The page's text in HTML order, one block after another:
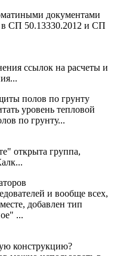
документами
в СП 50.13330.2012 и СП
ссылок на расчеты и
полов по грунту
уровень тепловой
по грунту...
открыта группа,
и вообще всех,
добавлен тип
...
конструкцию?